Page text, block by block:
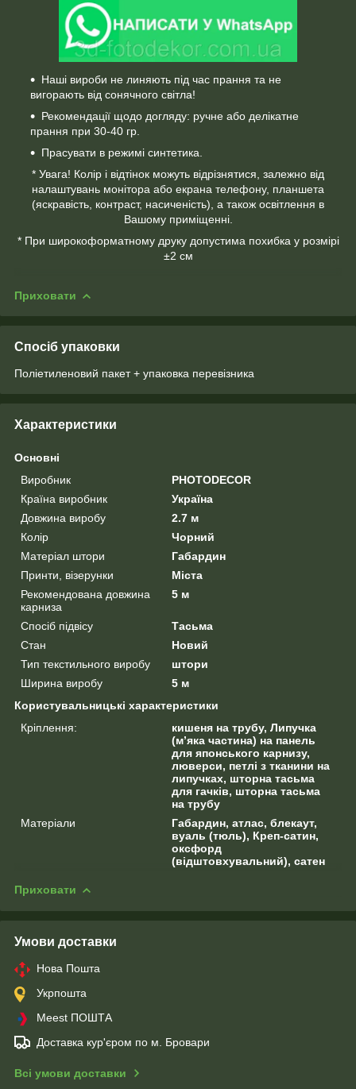
Наші вироби не линяють під час прання та не
вигорають від сонячного світла!
Рекомендації щодо догляду: ручне або делікатне
прання при 30-40 гр.
Прасувати в режимі синтетика.
* Увага! Колір і відтінок можуть відрізнятися, залежно від
налаштувань монітора або екрана телефону, планшета
(яскравість, контраст, насиченість), а також освітлення в
Вашому приміщенні.
* При широкоформатному друку допустима похибка у розмірі
±2 см
Приховати
Спосіб упаковки
Поліетиленовий пакет + упаковка перевізника
Характеристики
Основні
Виробник
PHOTODECOR
Країна виробник
Україна
Довжина виробу
2.7 м
Колір
Чорний
Матеріал штори
Габардин
Принти, візерунки
Міста
Рекомендована довжина
карниза
5 м
Спосіб підвісу
Тасьма
Стан
Новий
Тип текстильного виробу
штори
Ширина виробу
5 м
Користувальницькі характеристики
Кріплення:
кишеня на трубу, Липучка
(м’яка частина) на панель
для японського карнизу,
люверси, петлі з тканини на
липучках, шторна тасьма
для гачків, шторна тасьма
на трубу
Матеріали
Габардин, атлас, блекаут,
вуаль (тюль), Креп-сатин,
оксфорд
(відштовхувальний), сатен
Приховати
Умови доставки
Нова Пошта
Укрпошта
Meest ПОШТА
Доставка кур'єром по м. Бровари
Всі умови доставки